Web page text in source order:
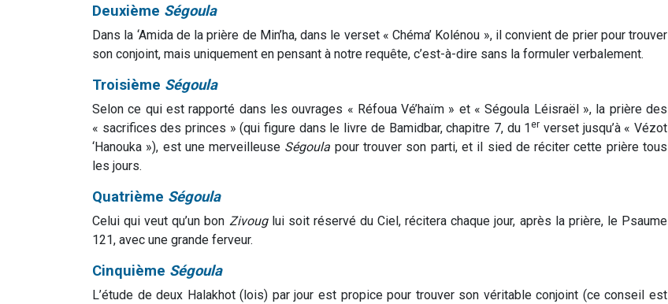
Deuxième Ségoula
Dans la ‘Amida de la prière de Min’ha, dans le verset « Chéma’ Kolénou », il convient de prier pour trouver
son conjoint, mais uniquement en pensant à notre requête, c’est-à-dire sans la formuler verbalement.
Troisième Ségoula
Selon ce qui est rapporté dans les ouvrages « Réfoua Vé’haïm » et « Ségoula Léisraël », la prière des
« sacrifices des princes » (qui figure dans le livre de Bamidbar, chapitre 7, du 1 er verset jusqu’à « Vézot
‘Hanouka »), est une merveilleuse Ségoula pour trouver son parti, et il sied de réciter cette prière tous
les jours.
Quatrième Ségoula
Celui qui veut qu’un bon Zivouglui soit réservé du Ciel, récitera chaque jour, après la prière, le Psaume
121, avec une grande ferveur.
Cinquième Ségoula
L’étude de deux Halakhot (lois) par jour est propice pour trouver son véritable conjoint (ce conseil est